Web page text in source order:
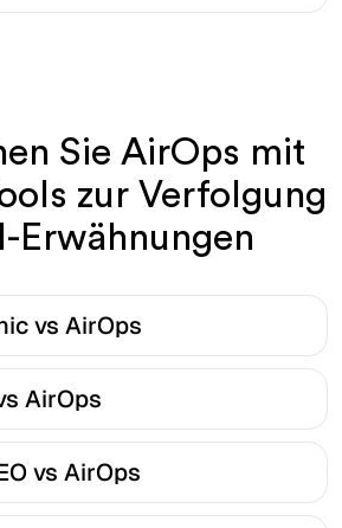
Sie AirOps mit
zur Verfolgung
Erwähnungen
vs AirOps
AirOps
vs AirOps